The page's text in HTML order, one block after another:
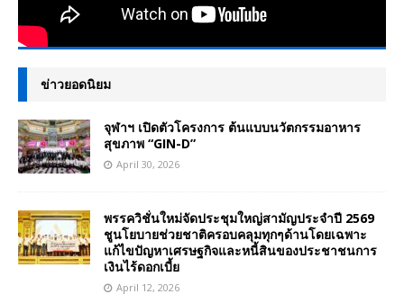
ข่าวยอดนิยม
จุฬาฯ เปิดตัวโครงการ ต้นแบบนวัตกรรมอาหาร
สุขภาพ “GIN-D”
April 30, 2026
พรรควิชั่นใหม่จัดประชุมใหญ่สามัญประจำปี 2569
ชูนโยบายช่วยชาติครอบคลุมทุกๆด้านโดยเฉพาะ
แก้ไขปัญหาเศรษฐกิจและหนี้สินของประชาชนการ
เงินไร้ดอกเบี้ย
April 12, 2026